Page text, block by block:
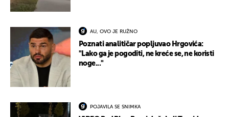
AU, OVO JE RUŽNO
Poznati analitičar popljuvao Hrgovića:
"Lako ga je pogoditi, ne kreće se, ne koristi
noge..."
POJAVILA SE SNIMKA